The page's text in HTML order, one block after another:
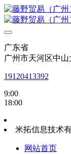
广东省
广州市天河区中山
19120413392
9:00
18:00
米拓信息技术
网站首页